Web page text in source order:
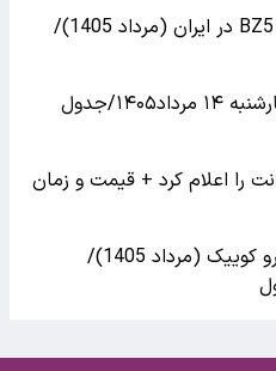
اولین بخشنامه فروش تویوتا BZ5 در ایران (مرداد 1405)/
قیمت خودرو در بازار آزاد چهارشنبه ۱۴ مرداد۱۴۰۵/جدول
را اعلام کرد + قیمت و زمان
طرح جدید پیش فروش خودرو کوییک (مرداد 1405)/